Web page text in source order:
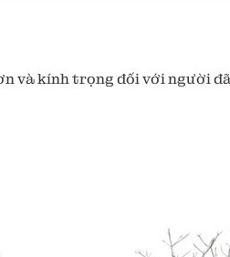
và kính trọng đối với người